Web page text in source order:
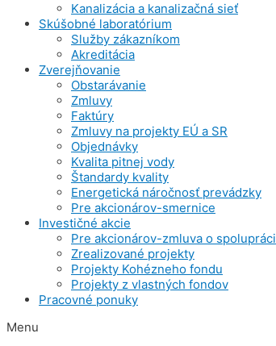
Kanalizácia a kanalizačná sieť
Skúšobné laboratórium
Služby zákazníkom
Akreditácia
Zverejňovanie
Obstarávanie
Zmluvy
Faktúry
Zmluvy na projekty EÚ a SR
Objednávky
Kvalita pitnej vody
Štandardy kvality
Energetická náročnosť prevádzky
Pre akcionárov-smernice
Investičné akcie
Pre akcionárov-zmluva o spolupráci
Zrealizované projekty
Projekty Kohézneho fondu
Projekty z vlastných fondov
Pracovné ponuky
Menu